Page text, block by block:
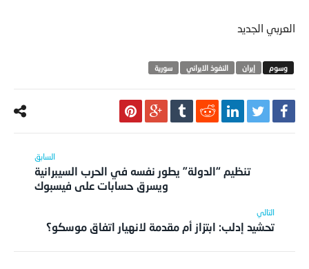
العربي الجديد
‫‏إيران النفوذ الايراني سورية
تنظيم “الدولة” يطور نفسه في الحرب السيبرانية
ويسرق حسابات على فيسبوك
تحشيد إدلب: ابتزاز أم مقدمة لانهيار اتفاق موسكو؟